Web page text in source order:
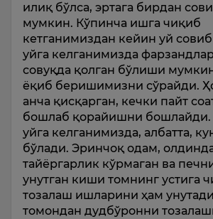
илиқ бўлса, эртага бирдан
мумкин. Кўпинча ишга чиқиб
кетганимиздан кейин уй
уйга келганимизда
совуқда қолган бўлиши
ёқиб беришимизни сўрайди.
анча қисқарган, кечки пайт
бошлаб қорайишни
уйга келганимизда, албатта,
бўлади. Эринчоқ одам,
тайёргарлик кўрмаган ва
унутган киши томнинг устига
тозалаш ишларини ҳам
томондан дудбўронни